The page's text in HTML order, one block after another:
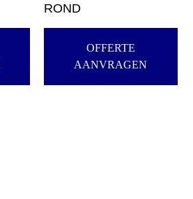
ROND
OFFERTE
AANVRAGEN